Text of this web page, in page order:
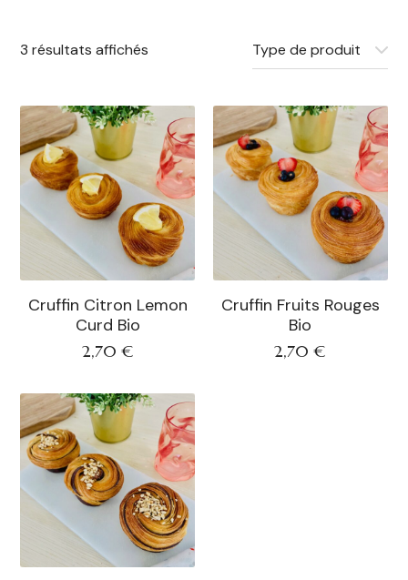
3 résultats affichés Type de produit
Cruffin Citron Lemon
Curd Bio
2,70 €
Cruffin Fruits Rouges
Bio
2,70€